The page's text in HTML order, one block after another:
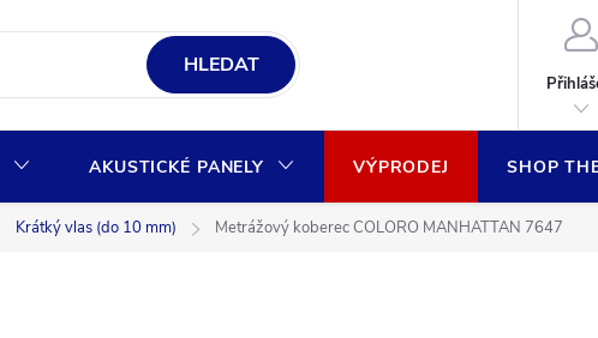
HLEDAT
AKUSTICKÉ PANELY VÝPRODEJ SHOP
Krátký vlas (do 10 mm) Metrážový koberec COLORO MANHATTAN 7647